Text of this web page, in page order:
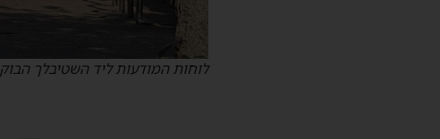
לוחות המודעות ליד השטיבלך